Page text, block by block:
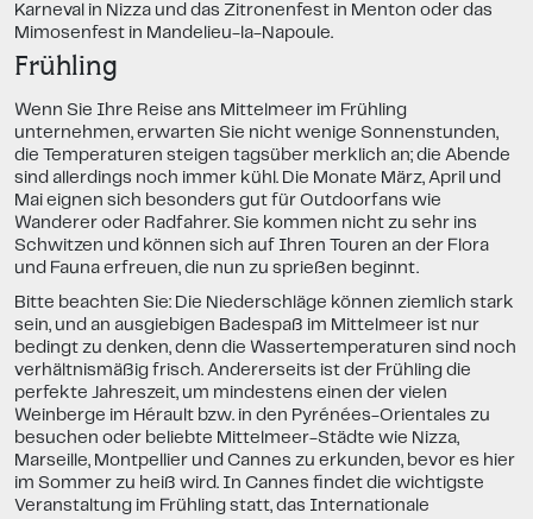
Karneval in Nizza und das Zitronenfest in Menton oder das
Mimosenfest in Mandelieu-la-Napoule.
Frühling
Wenn Sie Ihre Reise ans Mittelmeer im Frühling
unternehmen, erwarten Sie nicht wenige Sonnenstunden,
die Temperaturen steigen tagsüber merklich an; die Abende
sind allerdings noch immer kühl. Die Monate März, April und
Mai eignen sich besonders gut für Outdoorfans wie
Wanderer oder Radfahrer. Sie kommen nicht zu sehr ins
Schwitzen und können sich auf Ihren Touren an der Flora
und Fauna erfreuen, die nun zu sprießen beginnt.
Bitte beachten Sie: Die Niederschläge können ziemlich stark
sein, und an ausgiebigen Badespaß im Mittelmeer ist nur
bedingt zu denken, denn die Wassertemperaturen sind noch
verhältnismäßig frisch. Andererseits ist der Frühling die
perfekte Jahreszeit, um mindestens einen der vielen
Weinberge im Hérault bzw. in den Pyrénées-Orientales zu
besuchen oder beliebte Mittelmeer-Städte wie Nizza,
Marseille, Montpellier und Cannes zu erkunden, bevor es hier
im Sommer zu heiß wird. In Cannes findet die wichtigste
Veranstaltung im Frühling statt, das Internationale